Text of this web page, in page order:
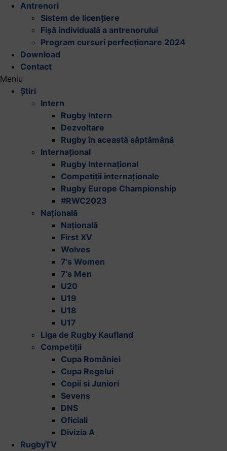
Antrenori
Sistem de licențiere
Fișă individuală a antrenorului
Program cursuri perfecționare 2024
Download
Contact
Meniu
Știri
Intern
Rugby Intern
Dezvoltare
Rugby în această săptămână
Internațional
Rugby Internațional
Competiții internaționale
Rugby Europe Championship
#RWC2023
Națională
Națională
First XV
Wolves
7’s Women
7’s Men
U20
U19
U18
U17
Liga de Rugby Kaufland
Competiții
Cupa României
Cupa Regelui
Copii si Juniori
Sevens
DNS
Oficiali
Divizia A
RugbyTV